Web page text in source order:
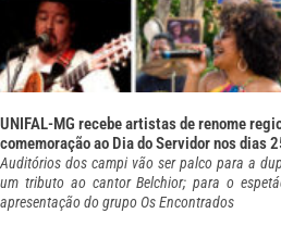
UNIFAL-MG recebe artistas de renome
comemoração ao Dia do Servidor nos dias
Auditórios dos campi vão ser palco para a
um tributo ao cantor Belchior; para o
apresentação do grupo Os Encontrados